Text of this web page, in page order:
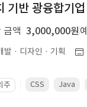
기반 광융합기
금액 3,000,000원
발 · 디자인 · 기획
주 CSS Java